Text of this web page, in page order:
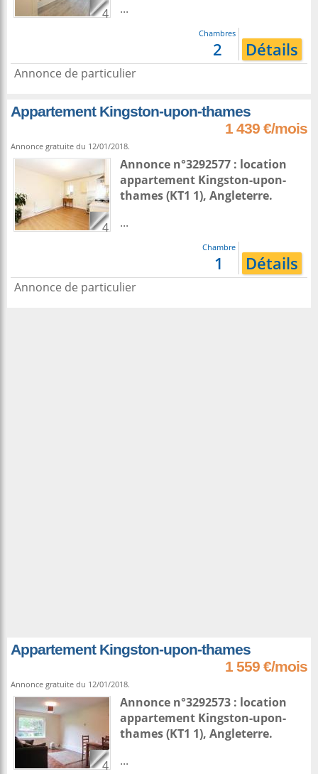
4
...
Chambres
2 Détails
Annonce de particulier
Appartement Kingston-upon-thames
1 439 €/mois
Annonce gratuite du 12/01/2018.
4
Annonce n°3292577 : location
appartement Kingston-upon-
thames(KT1 1), Angleterre.
...
Chambre
1 Détails
Annonce de particulier
Appartement Kingston-upon-thames
1 559 €/mois
Annonce gratuite du 12/01/2018.
4
Annonce n°3292573 : location
appartement Kingston-upon-
thames(KT1 1), Angleterre.
...